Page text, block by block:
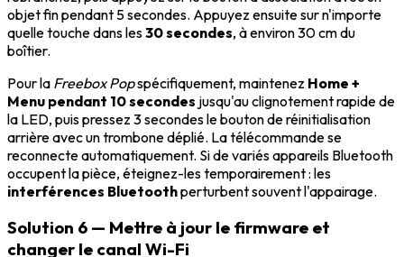
objet fin pendant 5 secondes. Appuyez ensuite sur n'importe
quelle touche dans les30 secondes, à environ 30 cm du
boîtier.
Pour la Freebox Popspécifiquement, maintenez Home +
Menu pendant 10 secondes jusqu'au clignotement rapide de
la LED, puis pressez 3 secondes le bouton de réinitialisation
arrière avec un trombone déplié. La télécommande se
reconnecte automatiquement. Si de variés appareils Bluetooth
occupent la pièce, éteignez-les temporairement : les
interférences Bluetoothperturbent souvent l'appairage.
Solution 6 — Mettre à jour le firmware et
changer le canal Wi-Fi